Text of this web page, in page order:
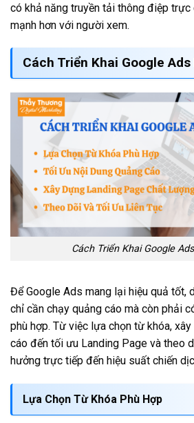
có khả năng truyền tải thông điệp
mạnh hơn với người xem.
Cách Triển Khai Google Ads
Cách Triển Khai Google
Để Google Ads mang lại hiệu quả tốt,
chỉ cần chạy quảng cáo mà còn phải
phù hợp. Từ việc lựa chọn từ khóa,
cáo đến tối ưu Landing Page và theo
hưởng trực tiếp đến hiệu suất chiến
Lựa Chọn Từ Khóa Phù Hợp